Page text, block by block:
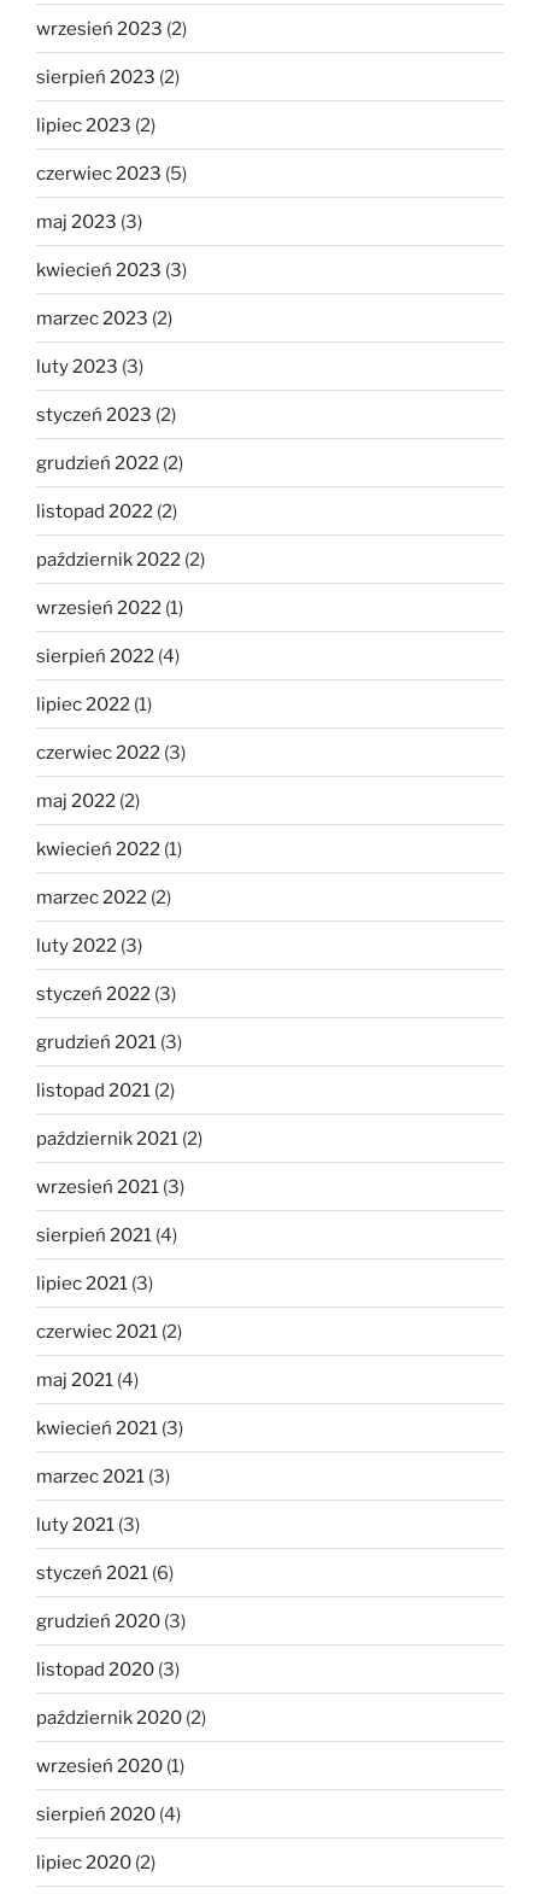
wrzesień 2023 (2)
sierpień 2023 (2)
lipiec 2023 (2)
czerwiec 2023 (5)
maj 2023 (3)
kwiecień 2023 (3)
marzec 2023 (2)
luty 2023 (3)
styczeń 2023 (2)
grudzień 2022 (2)
listopad 2022 (2)
październik 2022 (2)
wrzesień 2022 (1)
sierpień 2022 (4)
lipiec 2022 (1)
czerwiec 2022 (3)
maj 2022 (2)
kwiecień 2022 (1)
marzec 2022 (2)
luty 2022 (3)
styczeń 2022 (3)
grudzień 2021 (3)
listopad 2021 (2)
październik 2021 (2)
wrzesień 2021 (3)
sierpień 2021 (4)
lipiec 2021 (3)
czerwiec 2021 (2)
maj 2021 (4)
kwiecień 2021 (3)
marzec 2021 (3)
luty 2021 (3)
styczeń 2021 (6)
grudzień 2020 (3)
listopad 2020 (3)
październik 2020 (2)
wrzesień 2020 (1)
sierpień 2020 (4)
lipiec 2020 (2)